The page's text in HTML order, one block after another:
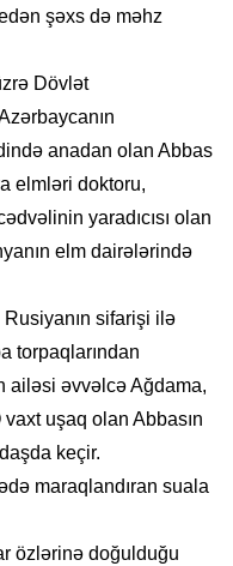
şəxs də məhz
Dövlət
anadan olan Abbas
elmləri doktoru,
yaradıcısı olan
elm dairələrində
sifarişi ilə
torpaqlarından
ailəsi əvvəlcə Ağdama,
uşaq olan Abbasın
keçir.
maraqlandıran suala
özlərinə doğulduğu